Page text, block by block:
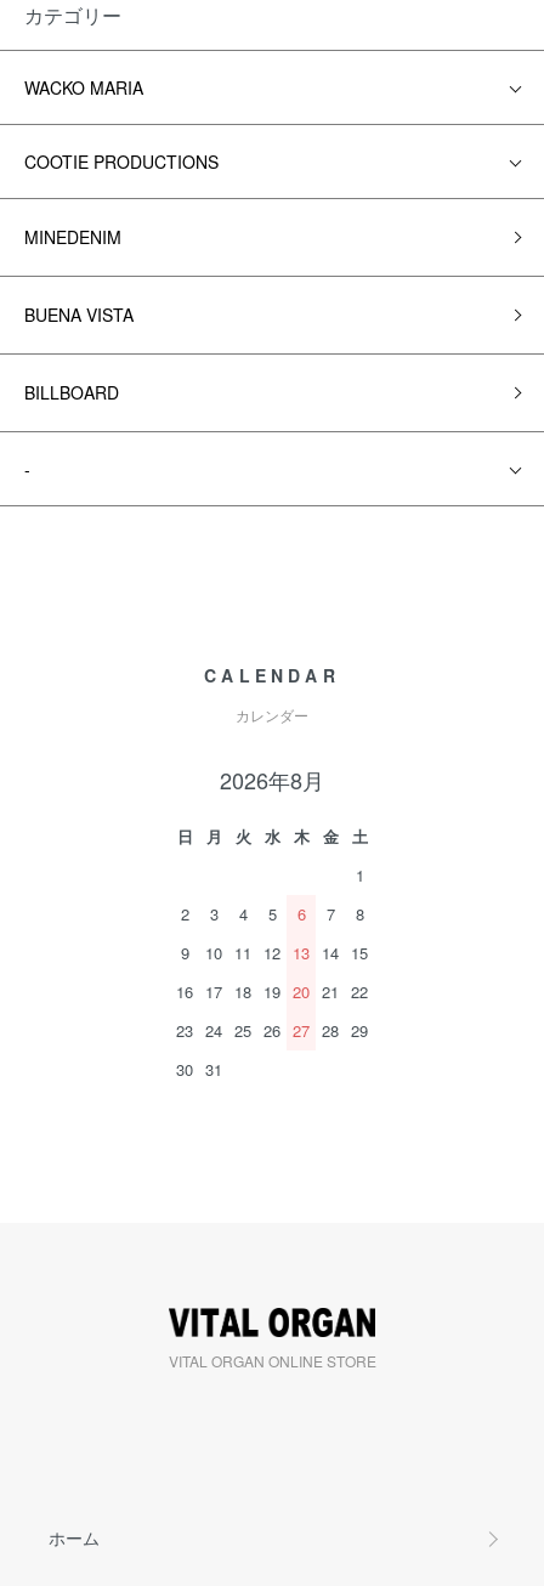
カテゴリー
WACKO MARIA
COOTIE PRODUCTIONS
MINEDENIM
BUENA VISTA
BILLBOARD
-
CALENDAR
カレンダー
2026年8月
日 月 火 水 木 金
土
1
2
3 4 5 6 7
8
9
10 11 12 13 14 15
16 17 18 19 20 21
22
23 24 25 26 27 28 29
30 31
VITAL ORGAN ONLINE STORE
ホーム